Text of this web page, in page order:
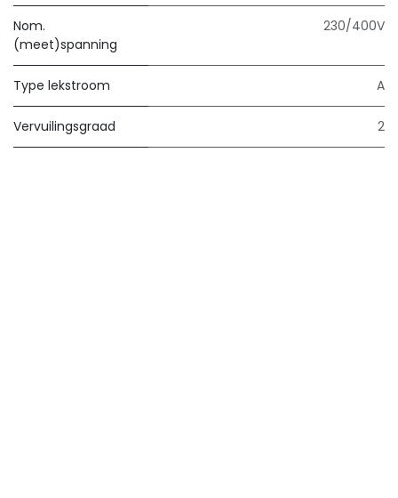
Nom.
(meet)spanning
230/400V
Type lekstroom A
Vervuilingsgraad 2